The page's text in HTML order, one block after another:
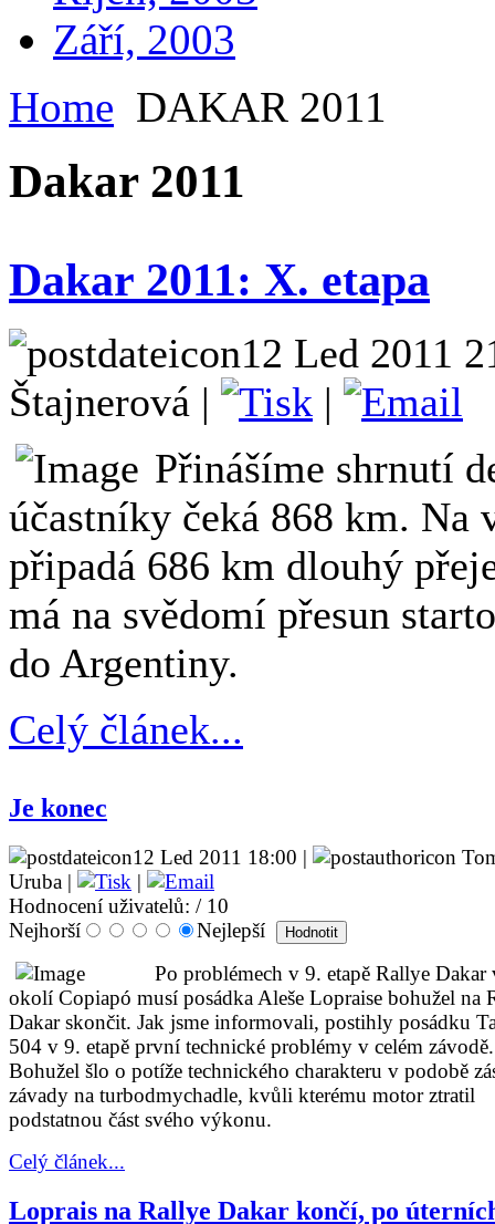
Září, 2003
Home DAKAR 2011
Dakar 2011
Dakar 2011: X. etapa
12 Led 2011
Štajnerová |
|
Přinášíme shrnutí
účastníky čeká 868 km. Na
připadá 686 km dlouhý
má na svědomí přesun
do Argentiny.
Celý článek...
Je konec
12 Led 2011 18:00 |
Uruba |
|
Hodnocení uživatelů: / 10
Nejhorší
Nejlepší
Po problémech v 9. etapě Rallye Dakar
okolí Copiapó musí posádka Aleše Lopraise bohužel na
Dakar skončit. Jak jsme informovali, postihly posádku
504 v 9. etapě první technické problémy v celém závodě.
Bohužel šlo o potíže technického charakteru v podobě
závady na turbodmychadle, kvůli kterému motor ztratil
podstatnou část svého výkonu.
Celý článek...
Loprais na Rallye Dakar končí, po